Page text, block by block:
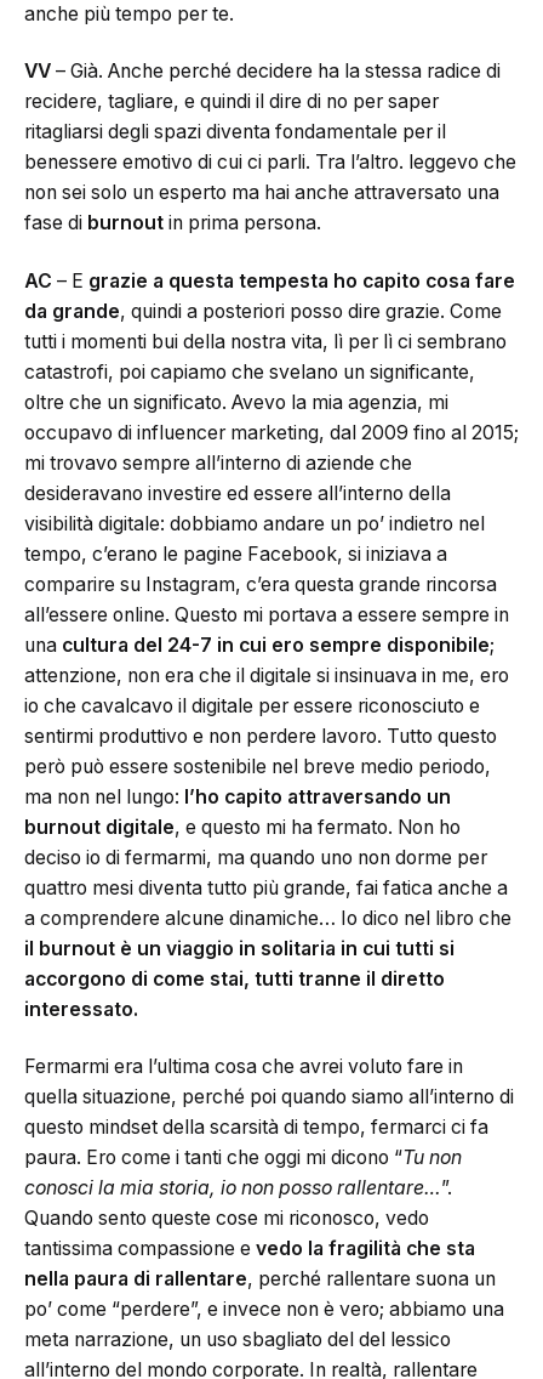
anche più tempo per te.
VV – Già. Anche perché decidere ha la stessa radice di
recidere, tagliare, e quindi il dire di no per saper
ritagliarsi degli spazi diventa fondamentale per il
benessere emotivo di cui ci parli. Tra l’altro. leggevo che
non sei solo un esperto ma hai anche attraversato una
fase di burnout in prima persona.
AC – E grazie a questa tempesta ho capito cosa fare
da grande, quindi a posteriori posso dire grazie. Come
tutti i momenti bui della nostra vita, lì per lì ci sembrano
catastrofi, poi capiamo che svelano un significante,
oltre che un significato. Avevo la mia agenzia, mi
occupavo di influencer marketing, dal 2009 fino al 2015;
mi trovavo sempre all’interno di aziende che
desideravano investire ed essere all’interno della
visibilità digitale: dobbiamo andare un po’ indietro nel
tempo, c’erano le pagine Facebook, si iniziava a
comparire su Instagram, c’era questa grande rincorsa
all’essere online. Questo mi portava a essere sempre in
una cultura del 24-7 in cui ero sempre disponibile;
attenzione, non era che il digitale si insinuava in me, ero
io che cavalcavo il digitale per essere riconosciuto e
sentirmi produttivo e non perdere lavoro. Tutto questo
però può essere sostenibile nel breve medio periodo,
ma non nel lungo: l’ho capito attraversando un
burnout digitale, e questo mi ha fermato. Non ho
deciso io di fermarmi, ma quando uno non dorme per
quattro mesi diventa tutto più grande, fai fatica anche a
a comprendere alcune dinamiche… Io dico nel libro che
il burnout è un viaggio in solitaria in cui tutti si
accorgono di come stai, tutti tranne il diretto
interessato.
Fermarmi era l’ultima cosa che avrei voluto fare in
quella situazione, perché poi quando siamo all’interno di
questo mindset della scarsità di tempo, fermarci ci fa
paura. Ero come i tanti che oggi mi dicono “Tu non
conosci la mia storia, io non posso rallentare…”.
Quando sento queste cose mi riconosco, vedo
tantissima compassione e vedo la fragilità che sta
nella paura di rallentare, perché rallentare suona un
po’ come “perdere”, e invece non è vero; abbiamo una
meta narrazione, un uso sbagliato del del lessico
all’interno del mondo corporate. In realtà, rallentare